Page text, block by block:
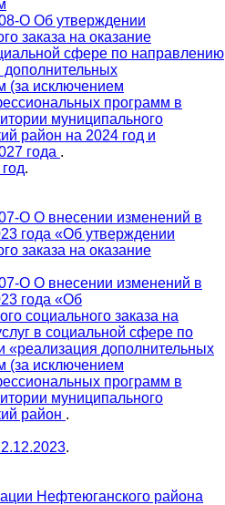
О Об утверждении
заказа на оказание
сфере по направлению
дополнительных
(за исключением
программ в
муниципального
район на 2024 год и
года .
.
О О внесении изменений в
года «Об утверждении
заказа на оказание
О О внесении изменений в
года «Об
социального заказа на
в социальной сфере по
«реализация дополнительных
(за исключением
программ в
муниципального
район .
.
Нефтеюганского района